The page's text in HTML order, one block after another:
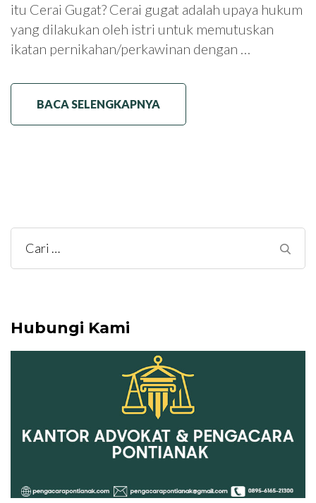
itu Cerai Gugat? Cerai gugat adalah upaya hukum
yang dilakukan oleh istri untuk memutuskan
ikatan pernikahan/perkawinan dengan …
BACA SELENGKAPNYA
Cari
untuk:
Hubungi Kami